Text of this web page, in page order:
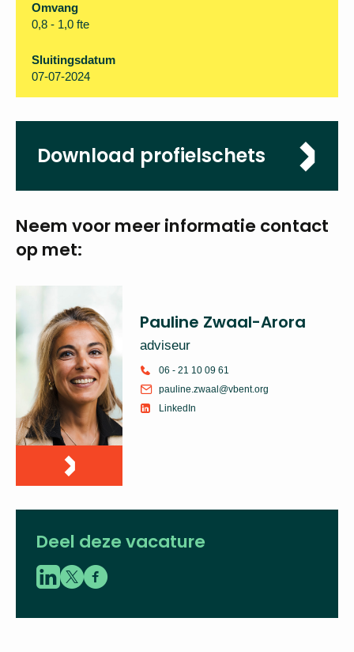
Omvang
0,8 - 1,0 fte
Sluitingsdatum
07-07-2024
Download profielschets
Neem voor meerinformatie contact
op met:
Pauline Zwaal-Arora
adviseur
06 - 21 10 09 61
pauline.zwaal@vbent.org
LinkedIn
Deel deze vacature